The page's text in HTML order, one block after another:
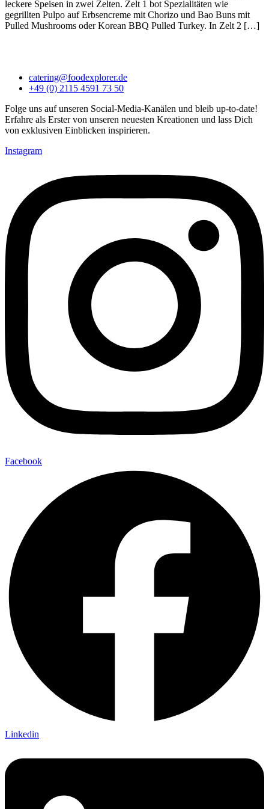
leckere Speisen in zwei Zelten. Zelt 1 bot Spezialitäten wie
gegrillten Pulpo auf Erbsencreme mit Chorizo und Bao Buns mit
Pulled Mushrooms oder Korean BBQ Pulled Turkey. In Zelt 2 […]
catering@foodexplorer.de
+49 (0) 2115 4591 73 50
Folge uns auf unseren Social-Media-Kanälen und bleib up-to-date!
Erfahre als Erster von unseren neuesten Kreationen und lass Dich
von exklusiven Einblicken inspirieren.
Instagram
Facebook
Linkedin